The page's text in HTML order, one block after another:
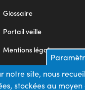
Glossaire
Portail veille
Mentions légales
Appels d'offres
Plan du site
site, nous
stockées au